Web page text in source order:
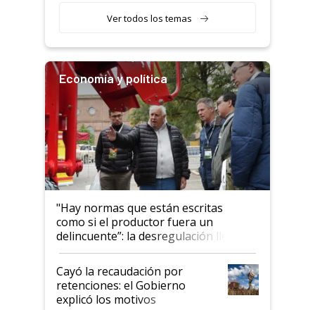
Ver todos los temas
Economía y política
"Hay normas que están escritas
como si el productor fuera un
delincuente”: la desregulación llegó
al Congreso Aapresid y hasta se
habló del financiamiento al IPCVA
Cayó la recaudación por
retenciones: el Gobierno
explicó los motivos